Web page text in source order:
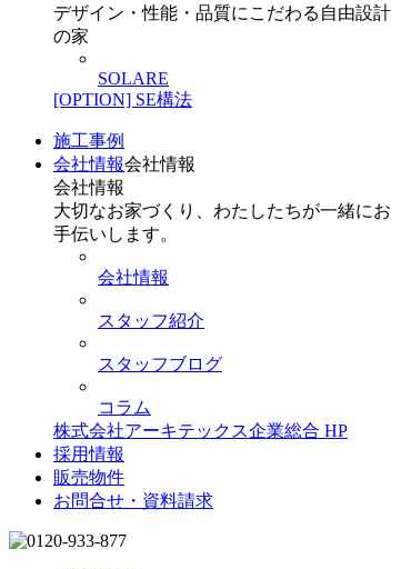
デザイン・性能・品質にこだわる自由設計
の家
SOLARE
[OPTION] SE構法
施工事例
会社情報会社情報
会社情報
大切なお家づくり、わたしたちが一緒にお
手伝いします。
会社情報
スタッフ紹介
スタッフブログ
コラム
株式会社アーキテックス企業総合 HP
採用情報
販売物件
お問合せ・資料請求